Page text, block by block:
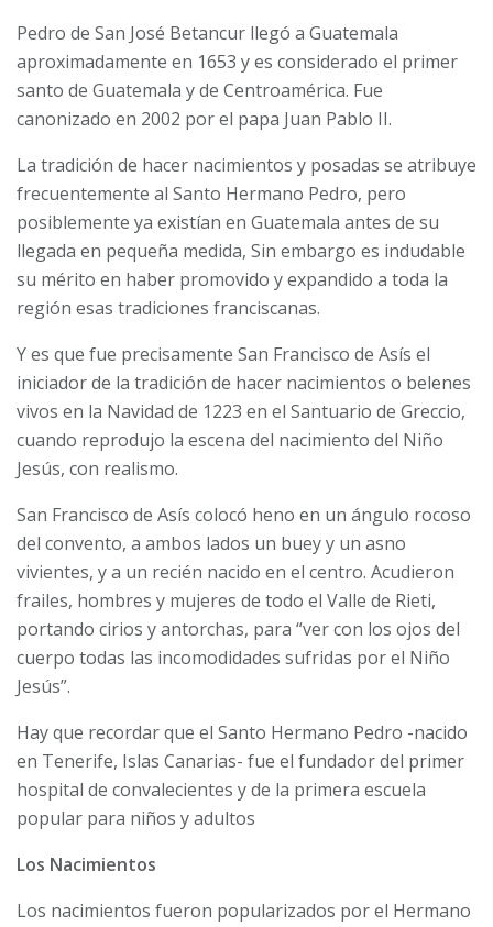
Pedro de San José Betancur llegó a Guatemala
aproximadamente en 1653 y es considerado el primer
santo de Guatemala y de Centroamérica. Fue
canonizado en 2002 por el papa Juan Pablo II.
La tradición de hacer nacimientos y posadas se atribuye
frecuentemente al Santo Hermano Pedro, pero
posiblemente ya existían en Guatemala antes de su
llegada en pequeña medida, Sin embargo es indudable
su mérito en haber promovido y expandido a toda la
región esas tradiciones franciscanas.
Y es que fue precisamente San Francisco de Asís el
iniciador de la tradición de hacer nacimientos o belenes
vivos en la Navidad de 1223 en el Santuario de Greccio,
cuando reprodujo la escena del nacimiento del Niño
Jesús, con realismo.
San Francisco de Asís colocó heno en un ángulo rocoso
del convento, a ambos lados un buey y un asno
vivientes, y a un recién nacido en el centro. Acudieron
frailes, hombres y mujeres de todo el Valle de Rieti,
portando cirios y antorchas, para “ver con los ojos del
cuerpo todas las incomodidades sufridas por el Niño
Jesús”.
Hay que recordar que el Santo Hermano Pedro -nacido
en Tenerife, Islas Canarias- fue el fundador del primer
hospital de convalecientes y de la primera escuela
popular para niños y adultos
Los Nacimientos
Los nacimientos fueron popularizados por el Hermano